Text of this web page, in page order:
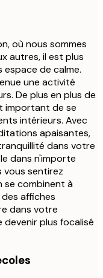
où nous sommes
autres, il est plus
de calme.
une activité
De plus en plus de
important de se
intérieurs. Avec
apaisantes,
dans votre
dans n'importe
vous sentirez
se combinent à
affiches
dans votre
plus focalisé